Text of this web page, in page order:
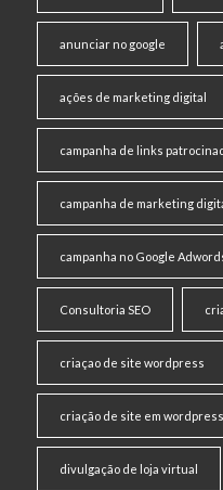
anunciar no google
ações de marketing digital
campanha de links
campanha de marketing
campanha no Google
Consultoria SEO
criaçao de site wordpress
criação de site em wordpress
divulgação de loja virtual